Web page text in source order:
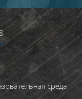
среда